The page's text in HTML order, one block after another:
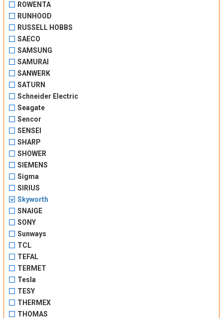
ROWENTA
RUNHOOD
RUSSELL HOBBS
SAECO
SAMSUNG
SAMURAI
SANWERK
SATURN
Schneider Electric
Seagate
Sencor
SENSEI
SHARP
SHOWER
SIEMENS
Sigma
SIRIUS
Skyworth
SNAIGE
SONY
Sunways
TCL
TEFAL
TERMET
Tesla
TESY
THERMEX
THOMAS